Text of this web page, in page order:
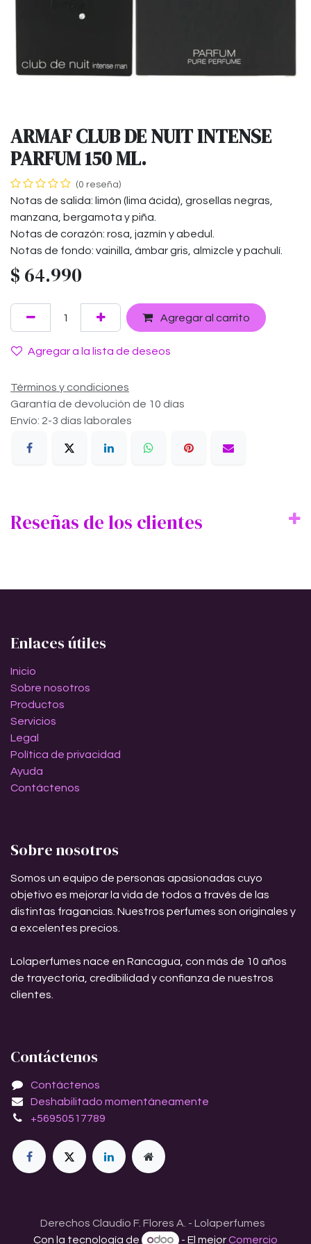
ARMAF CLUB DE NUIT INTENSE
PARFUM 150 ML.
(0 reseña)
Notas de salida: limón (lima ácida), grosellas negras,
manzana, bergamota y piña.
Notas de corazón: rosa, jazmín y abedul.
Notas de fondo: vainilla, ámbar gris, almizcle y pachulí.
$ 64.990
Agregar al carrito
Agregar a la lista de deseos
Términos y condiciones
Garantía de devolución de 10 días
Envío: 2-3 días laborales
Reseñas de los clientes
Enlaces útiles
Inicio
Sobre nosotros
Productos
Servicios
Legal
Política de privacidad
Ayuda
Contáctenos
Sobre nosotros
Somos un equipo de personas apasionadas cuyo
objetivo es mejorar la vida de todos a través de las
distintas fragancias. Nuestros perfumes son originales y
a excelentes precios.
Lolaperfumes nace en Rancagua, con más de 10 años
de trayectoria, credibilidad y confianza de nuestros
clientes.
Contáctenos
Contáctenos
Deshabilitado momentáneamente
+56950517789
Derechos Claudio F. Flores A. - Lolaperfumes
Con la tecnología de
- El mejorComercio